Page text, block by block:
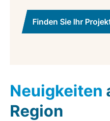
Finden Sie Ihr
Neuigkeiten
Region